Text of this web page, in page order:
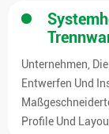
Unternehmen,
Entwerfen Und
Profile Und